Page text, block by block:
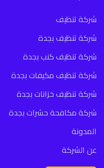
شركة تنظيف
شركة تنظيف بجدة
شركة تنظيف كنب بجدة
شركة تنظيف مكيفات بجدة
شركة تنظيف خزانات بجدة
شركة مكافحة حشرات بجدة
المدونة
عن الشركة